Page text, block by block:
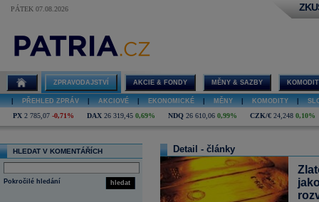
PÁTEK 07.08.2026
ZPRAVODAJSTVÍ AKCIE & FONDY MĚNY & SAZBY
PŘEHLED ZPRÁV AKCIOVÉ EKONOMICKÉ MĚNY KOMODITY
PX 2 785,07 -0,71% DAX 26 319,45 0,69% NDQ 26 610,06 0,99% CZK/€ 24,248 0,10%
HLEDAT V KOMENTÁŘÍCH
hledat
Pokročilé hledání
Detail - články